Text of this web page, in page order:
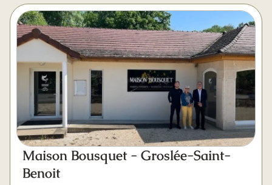
Maison Bousquet - Groslée-Saint-
Benoit